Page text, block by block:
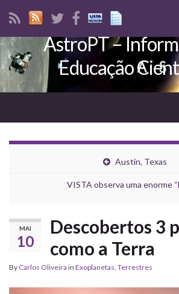
Search for:
AstroPT –
Educação
Austin, Texas
VISTA observa uma enorme
MAI
10
Descobertos 3
como a Terra
By Carlos Oliveira in Exoplanetas, Terrestres